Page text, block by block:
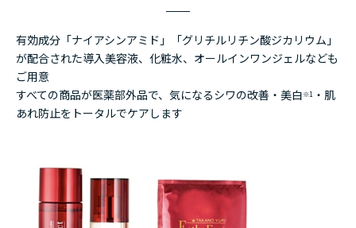
有効成分「ナイアシンアミド」「グリチルリチン酸ジカリウム」
が配合された導入美容液、化粧水、オールインワンジェルなども
ご用意
すべての商品が医薬部外品で、気になるシワの改善・美白※1 ・肌
あれ防止をトータルでケアします